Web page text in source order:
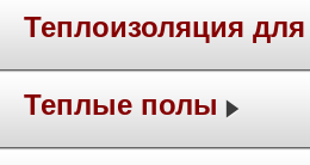
Теплоизоляция для
Теплые полы